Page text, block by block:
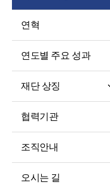
연혁
연도별 주요 성과
재단 상징
협력기관
조직안내
오시는 길